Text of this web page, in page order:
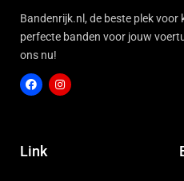
Bandenrijk.nl, de beste plek
perfecte banden voor jouw
ons nu!
c
e
Link